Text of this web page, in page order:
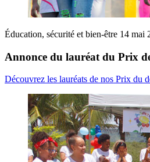
Éducation, sécurité et bien-être 14 mai
Annonce du lauréat du Prix
Découvrez les lauréats de nos Prix du